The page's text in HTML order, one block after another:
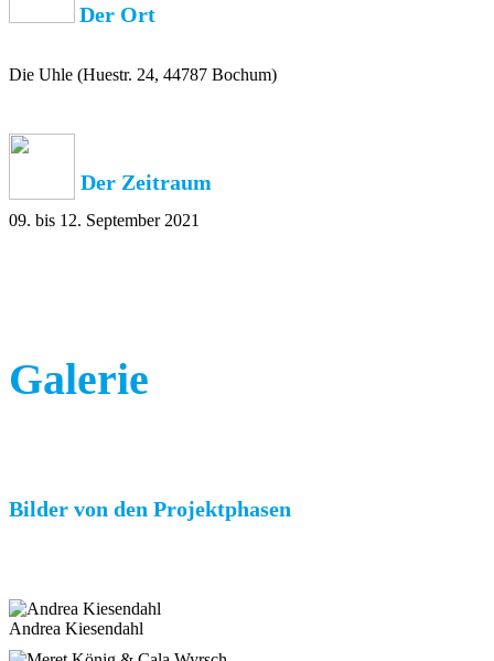
Der Ort
Die Uhle (Huestr. 24, 44787 Bochum)
Der Zeitraum
09. bis 12. September 2021
Galerie
Bilder von den Projektphasen
Andrea Kiesendahl